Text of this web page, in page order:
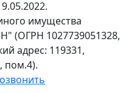
имущества
(ОГРН 1027739051328,
адрес: 119331,
пом.4).